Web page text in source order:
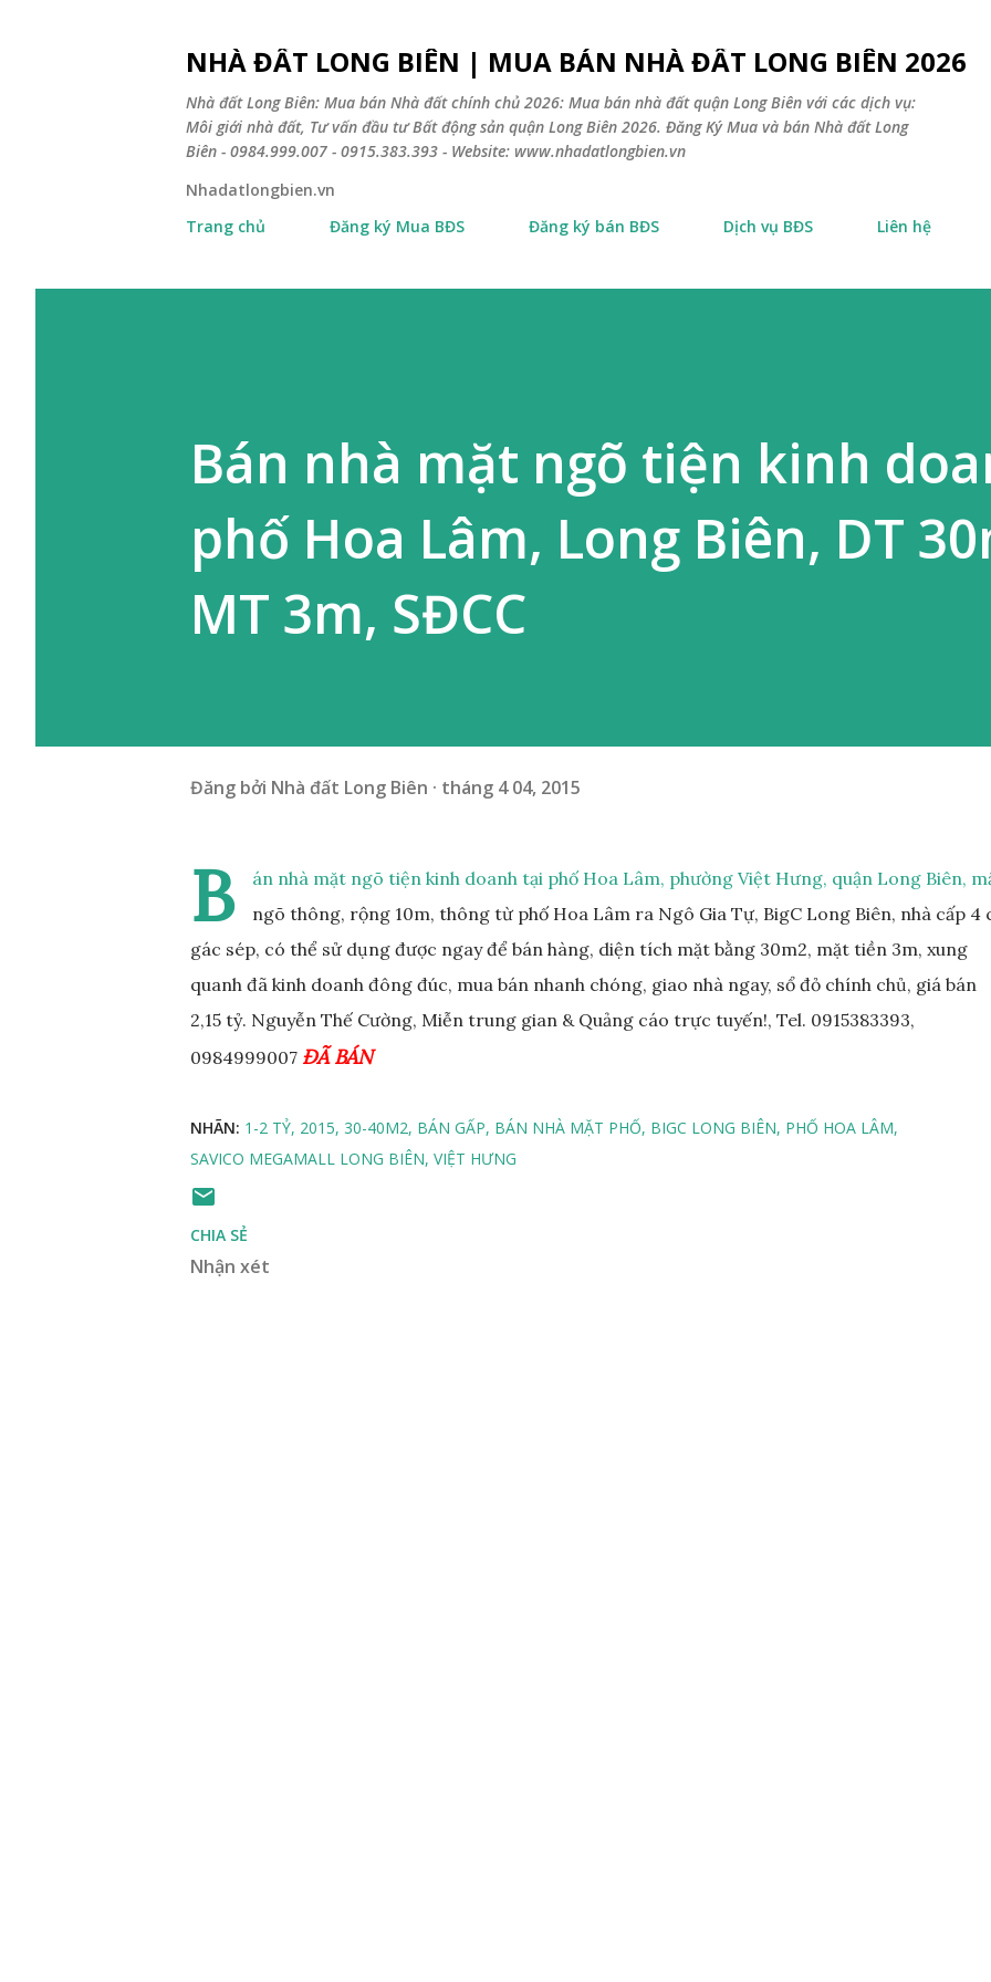
NHÀ ĐẤT LONG BIÊN | MUA BÁN NHÀ ĐẤT LONG BIÊN 2026
Nhà đất Long Biên: Mua bán Nhà đất chính chủ 2026: Mua bán nhà đất quận Long Biên với các dịch vụ:
Môi giới nhà đất, Tư vấn đầu tư Bất động sản quận Long Biên 2026. Đăng Ký Mua và bán Nhà đất Long
Biên - 0984.999.007 - 0915.383.393 - Website: www.nhadatlongbien.vn
Nhadatlongbien.vn
Trang chủ
Đăng ký Mua BĐS Đăng ký bán BĐS Dịch vụ BĐS Liên hệ
Bán nhà mặt ngõ tiện kinh
phố Hoa Lâm, Long Biên, DT
MT 3m, SĐCC
Đăng bởi Nhà đất Long Biên tháng 4 04, 2015
B
án nhà mặt ngõ tiện kinh doanh tại phố Hoa Lâm, phường Việt Hưng, quận Long Biên,
ngõ thông, rộng 10m, thông từ phố Hoa Lâm ra Ngô Gia Tự, BigC Long Biên, nhà cấp 4
gác sép, có thể sử dụng được ngay để bán hàng, diện tích mặt bằng 30m2, mặt tiền 3m, xung
quanh đã kinh doanh đông đúc, mua bán nhanh chóng, giao nhà ngay, sổ đỏ chính chủ, giá bán
2,15 tỷ. Nguyễn Thế Cường, Miễn trung gian & Quảng cáo trực tuyến!, Tel. 0915383393,
0984999007 ĐÃ BÁN
NHÃN: 1-2 TỶ 2015 30-40M2 BÁN GẤP BÁN NHÀ MẶT PHỐ BIGC LONG BIÊN PHỐ HOA LÂM
SAVICO MEGAMALL LONG BIÊN VIỆT HƯNG
CHIA SẺ
Nhận xét